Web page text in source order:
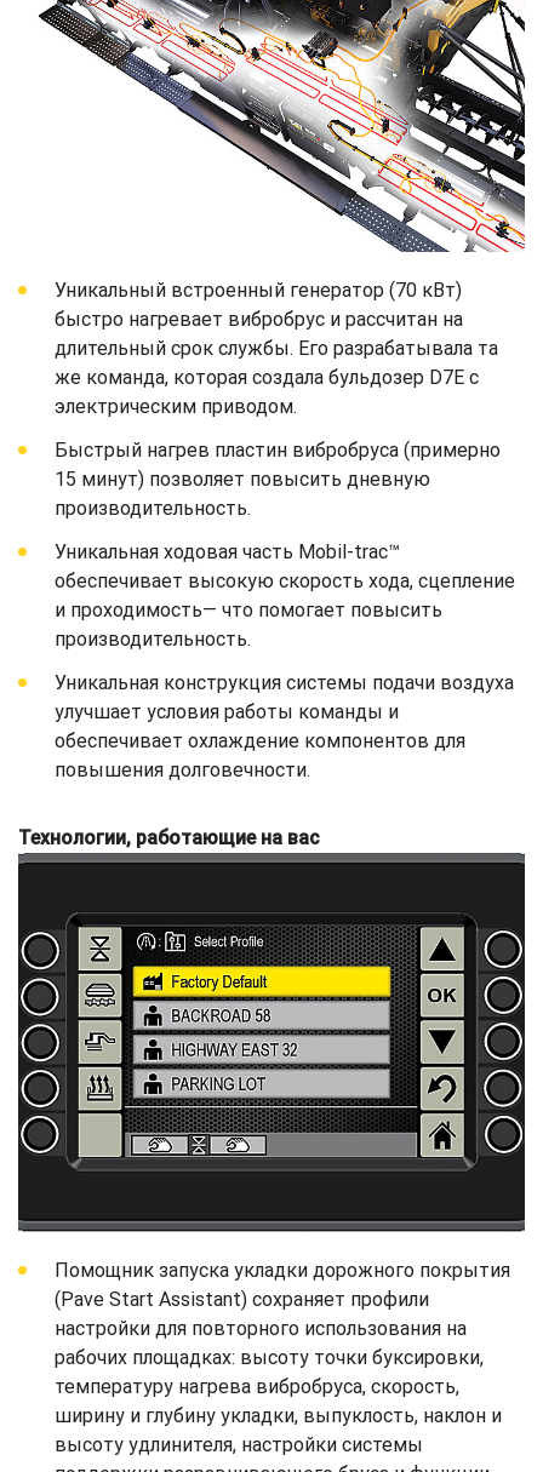
Уникальный встроенный генератор (70 кВт)
быстро нагревает вибробрус и рассчитан на
длительный срок службы. Его разрабатывала та
же команда, которая создала бульдозер D7E с
электрическим приводом.
Быстрый нагрев пластин вибробруса (примерно
15 минут) позволяет повысить дневную
производительность.
Уникальная ходовая часть Mobil-trac™
обеспечивает высокую скорость хода, сцепление
и проходимость— что помогает повысить
производительность.
Уникальная конструкция системы подачи воздуха
улучшает условия работы команды и
обеспечивает охлаждение компонентов для
повышения долговечности.
Технологии, работающие на вас
Помощник запуска укладки дорожного покрытия
(Pave Start Assistant) сохраняет профили
настройки для повторного использования на
рабочих площадках: высоту точки буксировки,
температуру нагрева вибробруса, скорость,
ширину и глубину укладки, выпуклость, наклон и
высоту удлинителя, настройки системы